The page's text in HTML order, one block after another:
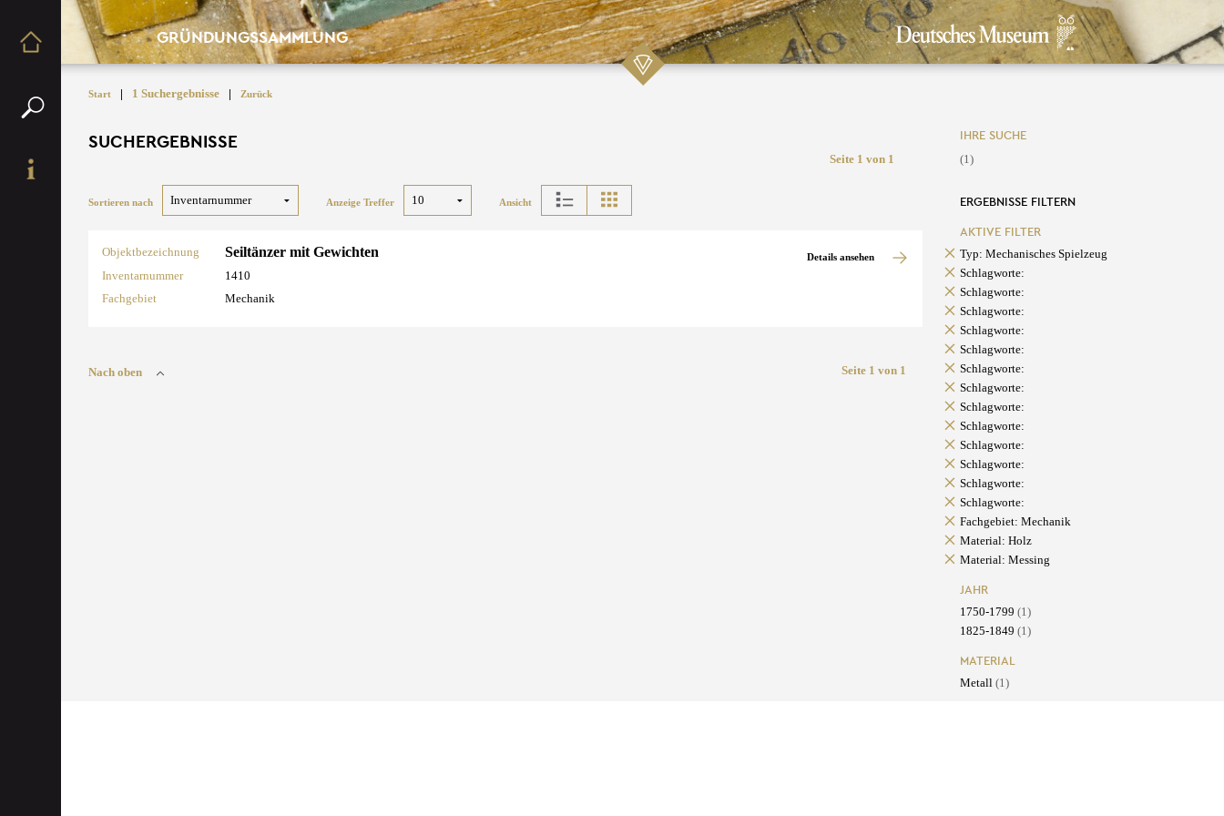
GRÜNDUNGSSAMMLUNG
Start | 1 Suchergebnisse | Zurück
SUCHERGEBNISSE
Seite 1 von 1
Sortieren nach Anzeige Treffer Ansicht
Objektbezeichnung Seiltänzer mit Gewichten
Inventarnummer
1410
Fachgebiet
Mechanik
Details ansehen
Nach oben Seite 1 von 1
IHRE SUCHE
(1)
ERGEBNISSE FILTERN
AKTIVE FILTER
Typ: Mechanisches Spielzeug
Schlagworte:
Schlagworte:
Schlagworte:
Schlagworte:
Schlagworte:
Schlagworte:
Schlagworte:
Schlagworte:
Schlagworte:
Schlagworte:
Schlagworte:
Schlagworte:
Schlagworte:
Fachgebiet: Mechanik
Material: Holz
Material: Messing
JAHR
1750-1799 (1)
1825-1849 (1)
MATERIAL
Metall (1)